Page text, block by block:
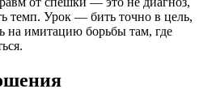
темп. Урок — бить точно в цель,
на имитацию борьбы там, где